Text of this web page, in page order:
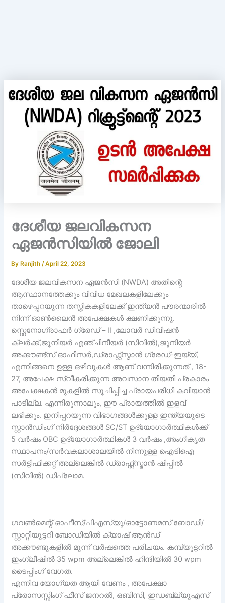
ദേശീയ ജലവികസന
ഏജൻസിയിൽ ജോലി
By Ranjith/April 22, 2023
ദേശീയ ജലവികസന ഏജൻസി (NWDA) അതിന്റെ
ആസ്ഥാനത്തേക്കും വിവിധ മേഖലകളിലേക്കും
താഴെപ്പറയുന്ന തസ്തികകളിലേക്ക് ഇന്ത്യൻ പൗരന്മാരിൽ
നിന്ന് ഓൺലൈൻ അപേക്ഷകൾ ക്ഷണിക്കുന്നു.
സ്റ്റെനോഗ്രാഫർ ഗ്രേഡ് – II ,ലോവർ ഡിവിഷൻ
ക്ലർക്ക്,ജൂനിയർ എഞ്ചിനീയർ (സിവിൽ),ജൂനിയർ
അക്കൗണ്ട്സ് ഓഫീസർ,ഡ്രാഫ്റ്റ്സ്മാൻ ഗ്രേഡ്-ഇയ്യ്‌,
എന്നിങ്ങനെ ഉള്ള ഒഴിവുകൾ ആണ് വന്നിരിക്കുന്നത് , 18-
27, അപേക്ഷ സ്വീകരിക്കുന്ന അവസാന തീയതി പ്രകാരം
അപേക്ഷകൻ മുകളിൽ സൂചിപ്പിച്ച പ്രായപരിധി കവിയാൻ
പാടില്ല. എന്നിരുന്നാലും, ഈ പ്രായത്തിൽ ഇളവ്
ലഭിക്കും. ഇനിപ്പറയുന്ന വിഭാഗങ്ങൾക്കുള്ള ഇന്ത്യയുടെ
സ്റ്റാൻഡിംഗ് നിർദ്ദേശങ്ങൾ SC/ST ഉദ്യോഗാർത്ഥികൾക്ക്
5 വർഷം OBC ഉദ്യോഗാർത്ഥികൾ 3 വർഷം ,അംഗീകൃത
സ്ഥാപനം/സർവകലാശാലയിൽ നിന്നുള്ള ഐടിഐ
സർട്ടിഫിക്കറ്റ് അല്ലെങ്കിൽ ഡ്രാഫ്റ്റ്സ്മാൻ ഷിപ്പിൽ
(സിവിൽ) ഡിപ്ലോമ.
ഗവൺമെന്റ് ഓഫീസ്/പിഎസ്‌യു/ഓട്ടോണമസ് ബോഡി/
സ്റ്റാറ്റിയൂട്ടറി ബോഡിയിൽ ക്യാഷ് ആൻഡ്
അക്കൗണ്ടുകളിൽ മൂന്ന് വർഷത്തെ പരിചയം. കമ്പ്യൂട്ടറിൽ
ഇംഗ്ലീഷിൽ 35 wpm അല്ലെങ്കിൽ ഹിന്ദിയിൽ 30 wpm
ടൈപ്പിംഗ് വേഗത.
എന്നിവ യോഗ്യത ആയി വേണം , അപേക്ഷാ
പ്രോസസ്സിംഗ് ഫീസ് ജനറൽ, ഒബിസി, ഇഡബ്ല്യുഎസ്